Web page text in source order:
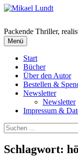
Springe
Packende Thriller,
Menü
Start
Bücher
Über den Autor
Bestellen &
Newsletter
Newsletter
Impressum &
Suchen
nach:
Schlagwort: